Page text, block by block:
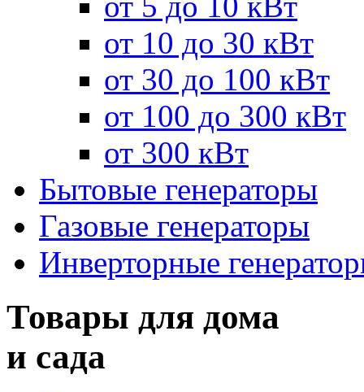
от 10 до 30 кВт
от 30 до 100 кВт
от 100 до 300 кВт
от 300 кВт
Бытовые генераторы
Газовые генераторы
Инверторные
Товары для дома
и сада